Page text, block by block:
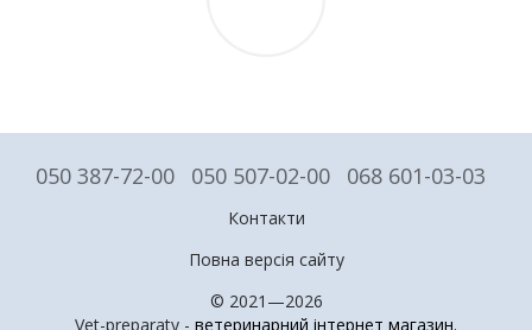
050 387-72-00 050 507-02-00 068 601-03-03
Контакти
Повна версія сайту
© 2021—2026
Vet-preparaty - ветеринарний інтернет магазин.